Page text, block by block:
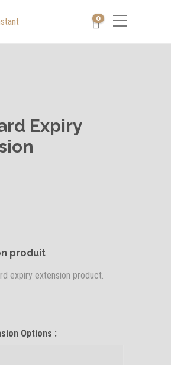
0
Expiry
produit
expiry extension product.
Options :